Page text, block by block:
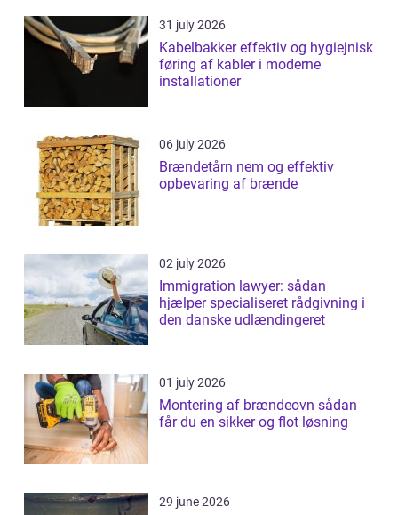
31 july 2026
Kabelbakker effektiv og hygiejnisk
føring af kabler i moderne
installationer
06 july 2026
Brændetårn nem og effektiv
opbevaring af brænde
02 july 2026
Immigration lawyer: sådan
hjælper specialiseret rådgivning i
den danske udlændingeret
01 july 2026
Montering af brændeovn sådan
får du en sikker og flot løsning
29 june 2026